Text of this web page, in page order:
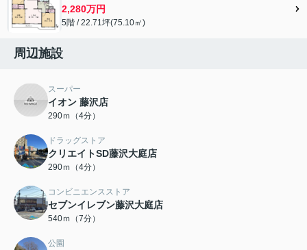
2,280万円
5階 / 22.71坪(75.10㎡)
周辺施設
スーパー
イオン 藤沢店
290ｍ（4分）
ドラッグストア
クリエイトSD藤沢大庭店
290ｍ（4分）
コンビニエンスストア
セブンイレブン藤沢大庭店
540ｍ（7分）
公園